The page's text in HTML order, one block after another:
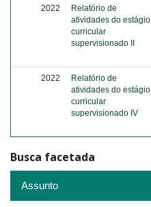
2022
Relatório de
atividades do estágio
curricular
supervisionado II
2022
Relatório de
atividades do estágio
curricular
supervisionado IV
Busca facetada
Assunto